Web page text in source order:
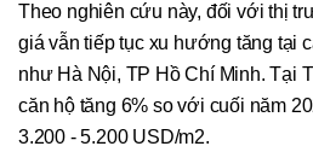
Theo nghiên cứu này, đối với thị
giá vẫn tiếp tục xu hướng tăng tại
như Hà Nội, TP Hồ Chí Minh. Tại
căn hộ tăng 6% so với cuối năm
3.200 - 5.200 USD/m2.